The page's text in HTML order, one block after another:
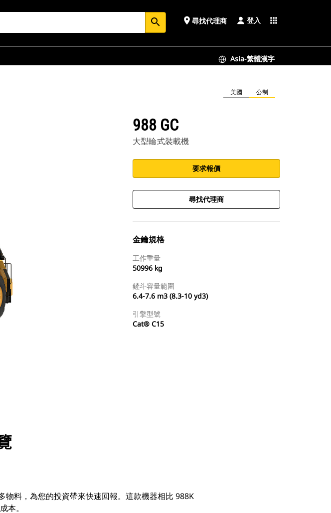
search place 尋找代理商 登入 apps
Asia-繁體漢字
美國 公制
988 GC
大型輪式裝載機
要求報價
尋找代理商
金鑰規格
工作重量
50996 kg
鏟斗容量範圍
6.4-7.6 m3 (8.3-10 yd3)
引擎型號
Cat® C15
料，為您的投資帶來快速回報。這款機器相比 988K
本。